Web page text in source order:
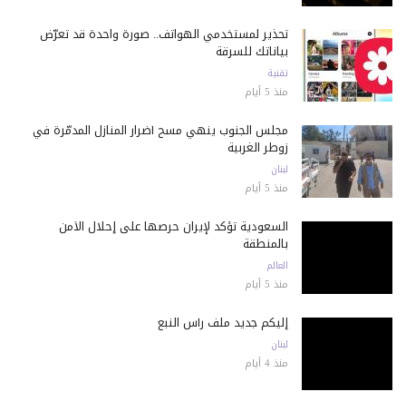
تحذير لمستخدمي الهواتف.. صورة واحدة قد تعرّض
بياناتك للسرقة
تقنية
منذ 5 أيام
مجلس الجنوب ينهي مسح أضرار المنازل المدمّرة في
زوطر الغربية
لبنان
منذ 5 أيام
السعودية تؤكد لإيران حرصها على إحلال الأمن
بالمنطقة
العالم
منذ 5 أيام
إليكم جديد ملف رأس النبع
لبنان
منذ 4 أيام